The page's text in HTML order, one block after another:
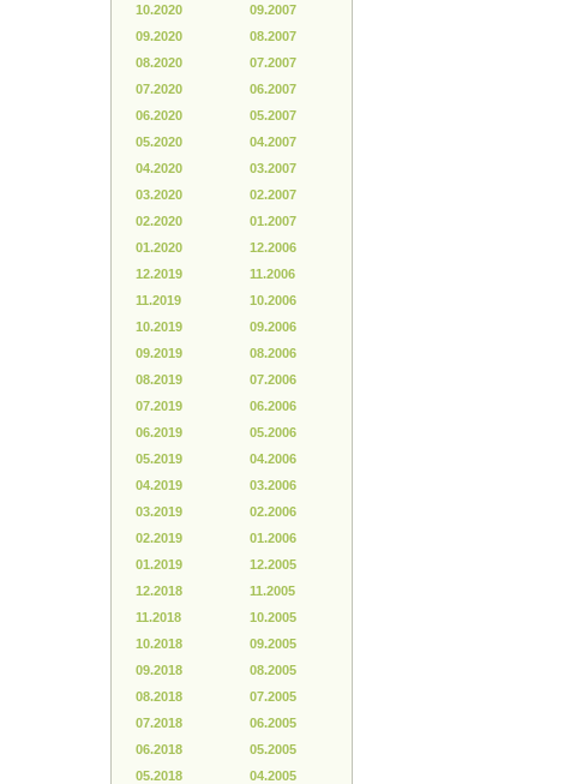
10.2020
09.2020
08.2020
07.2020
06.2020
05.2020
04.2020
03.2020
02.2020
01.2020
12.2019
11.2019
10.2019
09.2019
08.2019
07.2019
06.2019
05.2019
04.2019
03.2019
02.2019
01.2019
12.2018
11.2018
10.2018
09.2018
08.2018
07.2018
06.2018
05.2018
09.2007
08.2007
07.2007
06.2007
05.2007
04.2007
03.2007
02.2007
01.2007
12.2006
11.2006
10.2006
09.2006
08.2006
07.2006
06.2006
05.2006
04.2006
03.2006
02.2006
01.2006
12.2005
11.2005
10.2005
09.2005
08.2005
07.2005
06.2005
05.2005
04.2005